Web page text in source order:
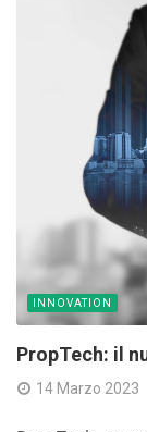
INNOVATION
PropTech: il
14 Marzo 2023